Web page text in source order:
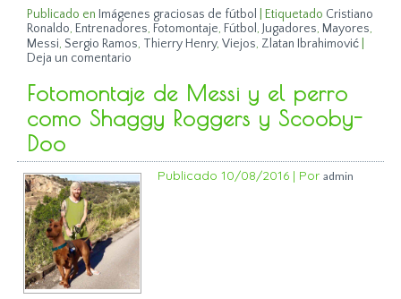
Publicado en Imágenes graciosas de fútbol Etiquetado Cristiano
Ronaldo, Entrenadores, Fotomontaje, Fútbol , Jugadores, Mayores,
Messi, Sergio Ramos, Thierry Henry,Viejos, Zlatan Ibrahimović
Deja un comentario
Fotomontaje de Messi y el perro
como Shaggy Roggers y Scooby-
Doo
Publicado 10/08/2016 | Por admin